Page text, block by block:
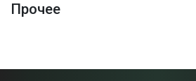
Прочее